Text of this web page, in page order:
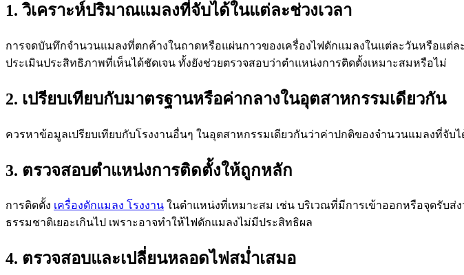
1. วิเคราะห์ปริมาณแมลงที่จับได้ในแต่ละช่วงเวลา
การจดบันทึกจำนวนแมลงที่ตกค้างในถาดหรือแผ่นกาวของเครื่องไฟดักแมลงในแต่ละวันหรือแ
ประเมินประสิทธิภาพที่เห็นได้ชัดเจน ทั้งยังช่วยตรวจสอบว่าตำแหน่งการติดตั้งเหมาะสมหรือไม่
2. เปรียบเทียบกับมาตรฐานหรือค่ากลางในอุตสาหกรรมเดียวกัน
ควรหาข้อมูลเปรียบเทียบกับโรงงานอื่นๆ ในอุตสาหกรรมเดียวกันว่าค่าปกติของจำนวนแมลงที่จั
3. ตรวจสอบตำแหน่งการติดตั้งให้ถูกหลัก
การติดตั้ง เครื่องดักแมลง โรงงาน ในตำแหน่งที่เหมาะสม เช่น บริเวณที่มีการเข้าออกหรือจุดรับ
ธรรมชาติเยอะเกินไป เพราะอาจทำให้ไฟดักแมลงไม่มีประสิทธิผล
4. ตรวจสอบและเปลี่ยนหลอดไฟสม่ำเสมอ